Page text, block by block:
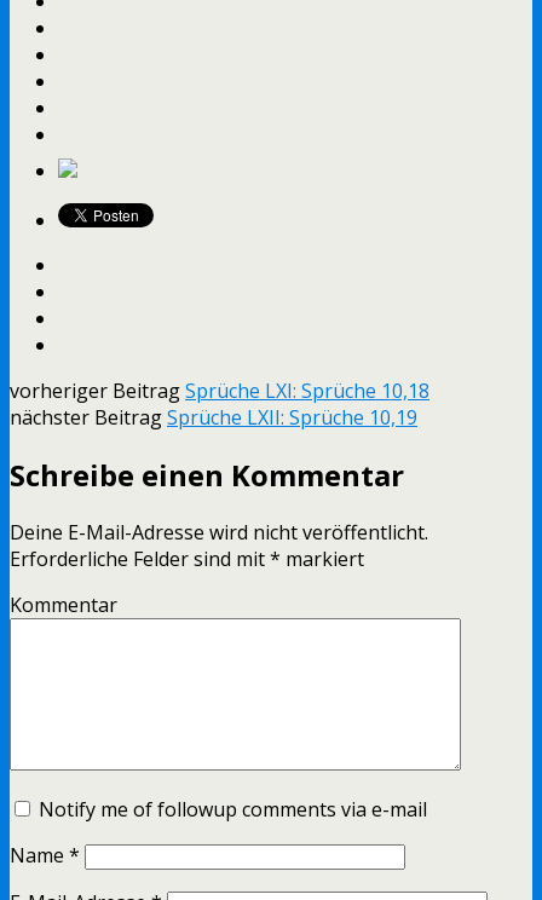
vorheriger BeitragSprüche LXI: Sprüche 10,18
nächster BeitragSprüche LXII: Sprüche 10,19
Schreibe einen Kommentar
Deine E-Mail-Adresse wird nicht veröffentlicht.
Erforderliche Felder sind mit* markiert
Kommentar
Notify me of followup comments via e-mail
Name *